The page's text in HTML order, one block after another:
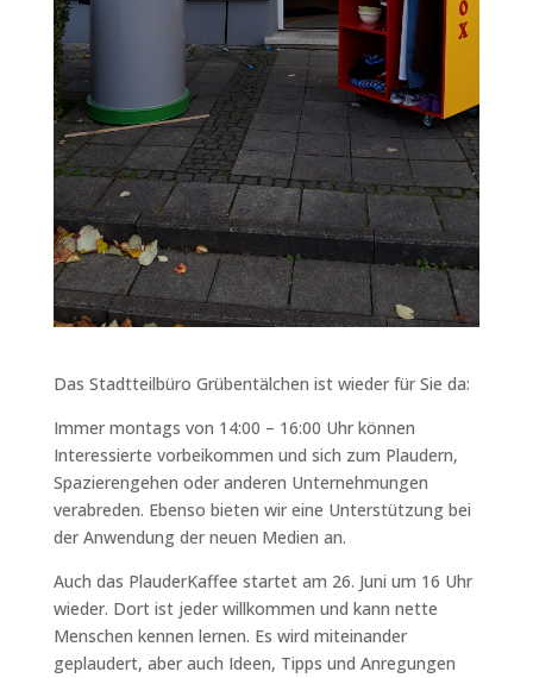
Das Stadtteilbüro Grübentälchen ist wieder für Sie da:
Immer montags von 14:00 – 16:00 Uhr können
Interessierte vorbeikommen und sich zum Plaudern,
Spazierengehen oder anderen Unternehmungen
verabreden. Ebenso bieten wir eine Unterstützung bei
der Anwendung der neuen Medien an.
Auch das PlauderKaffee startet am 26. Juni um 16 Uhr
wieder. Dort ist jeder willkommen und kann nette
Menschen kennen lernen. Es wird miteinander
geplaudert, aber auch Ideen, Tipps und Anregungen